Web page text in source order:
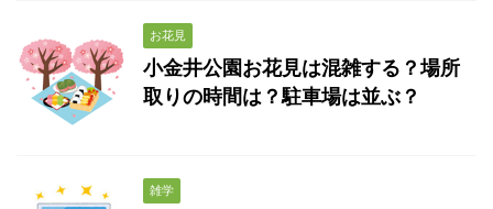
お花見
小金井公園お花見は混雑する？場所
取りの時間は？駐車場は並ぶ？
雑学